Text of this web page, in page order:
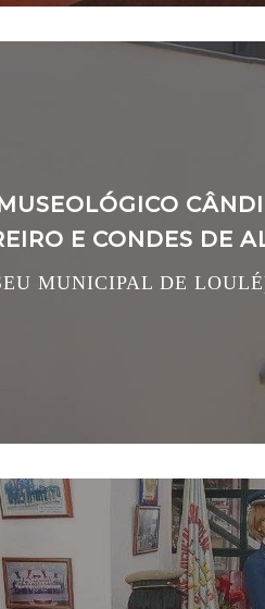
E CONDES DE
MUNICIPAL DE